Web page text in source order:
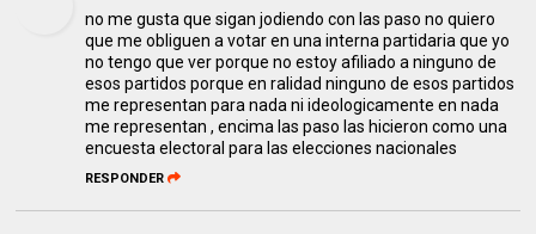
no me gusta que sigan jodiendo con las paso no quiero
que me obliguen a votar en una interna partidaria que yo
no tengo que ver porque no estoy afiliado a ninguno de
esos partidos porque en ralidad ninguno de esos partidos
me representan para nada ni ideologicamente en nada
me representan , encima las paso las hicieron como una
encuesta electoral para las elecciones nacionales
RESPONDER